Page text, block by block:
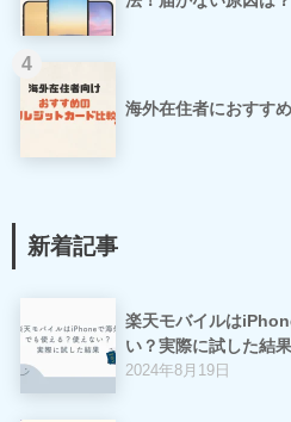
4
海外在住者におすす
新着記事
楽天モバイルは
い？実際に試した結果
2024年8月19日